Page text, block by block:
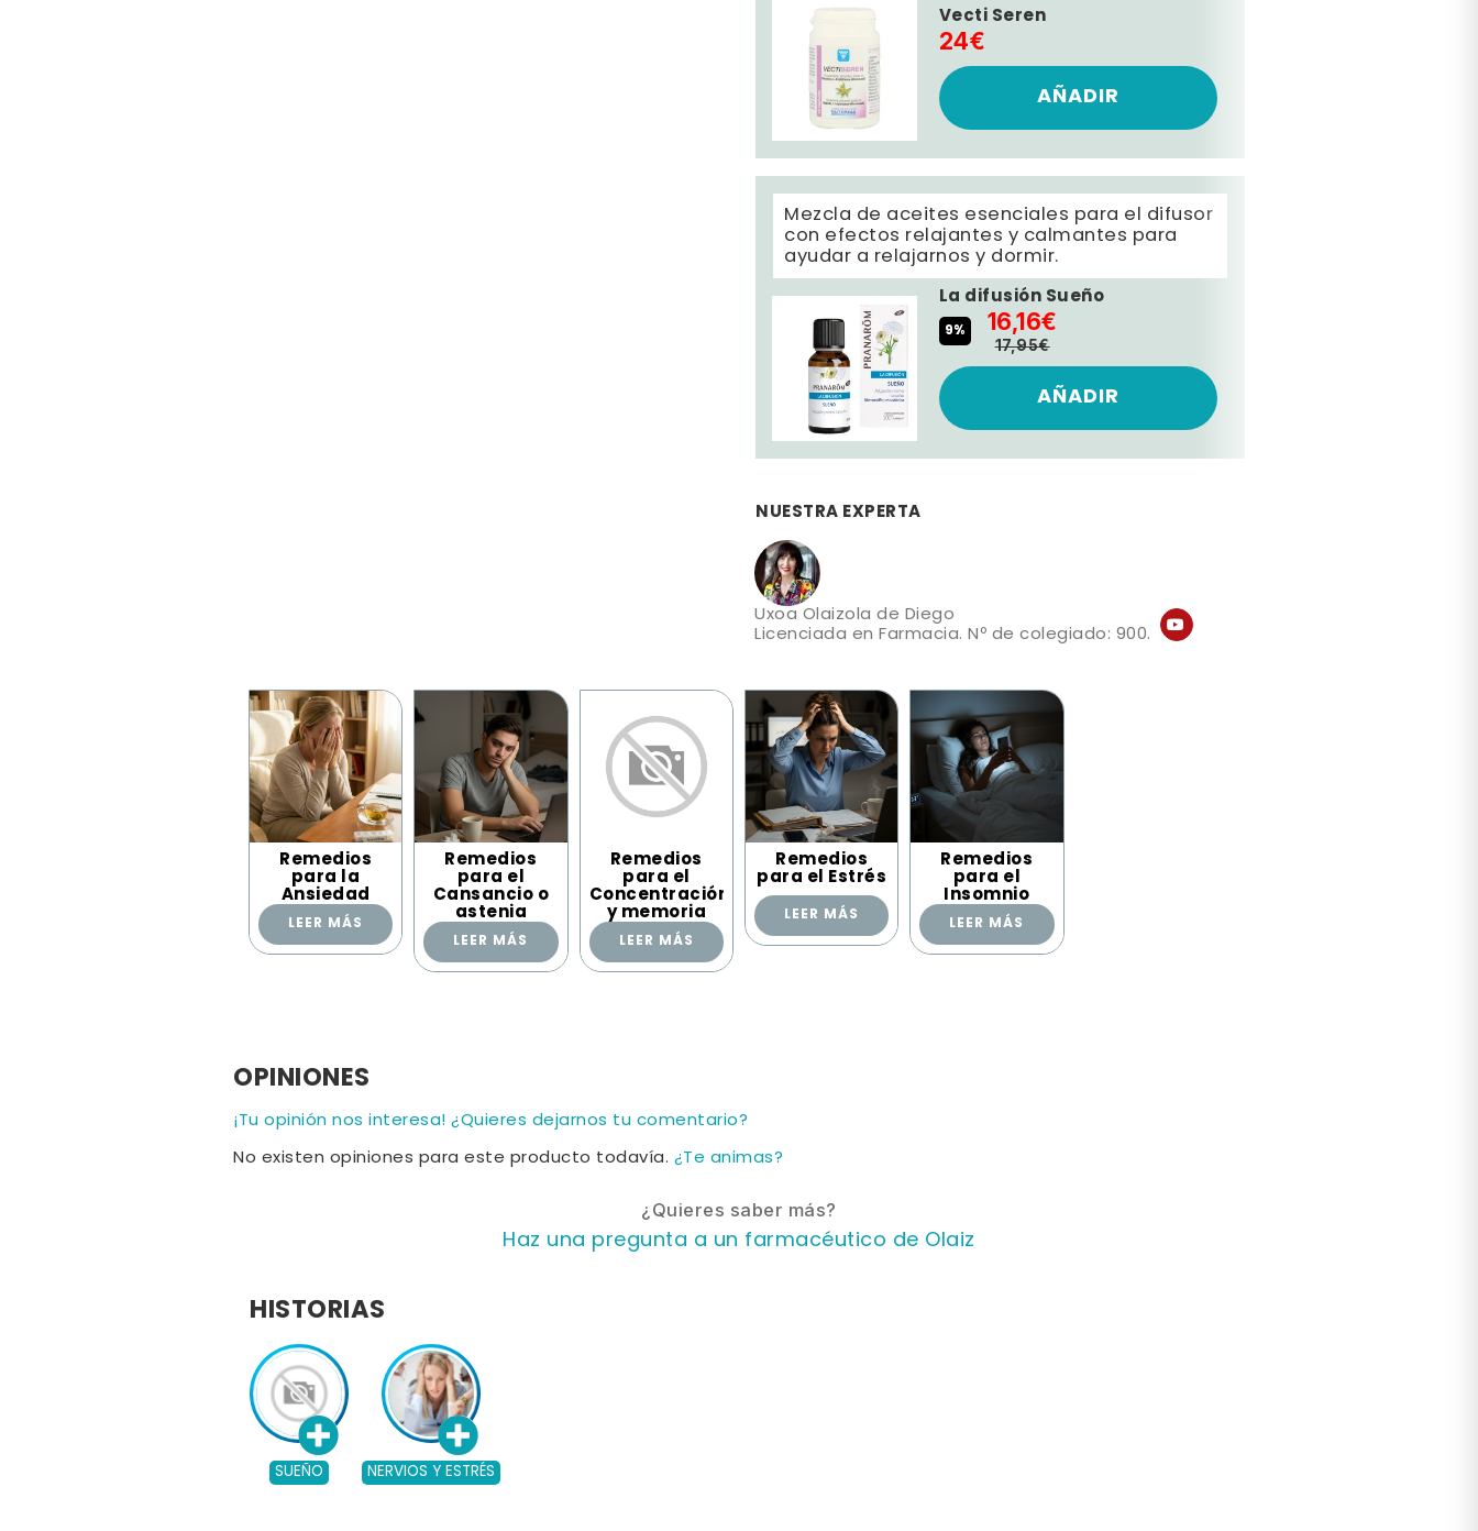
Vecti Seren
24€
AÑADIR
Mezcla de aceites esenciales para el difusor
con efectos relajantes y calmantes para
ayudar a relajarnos y dormir.
La difusión Sueño
9% 16,16€
17,95€
AÑADIR
NUESTRA EXPERTA
Uxoa Olaizola de Diego
Licenciada en Farmacia. Nº de colegiado: 900.
Remedios
para la
Ansiedad
LEER MÁS
Remedios
para el
Cansancio o
astenia
LEER MÁS
Remedios
para el
Concentración
y memoria
LEER MÁS
Remedios
para el Estrés
LEER MÁS
Remedios
para el
Insomnio
LEER MÁS
OPINIONES
¡Tu opinión nos interesa! ¿Quieres dejarnos tu comentario?
No existen opiniones para este producto todavía. ¿Te animas?
¿Quieres saber más?
Haz una pregunta a un farmacéutico de Olaiz
HISTORIAS
SUEÑO NERVIOS Y ESTRÉS